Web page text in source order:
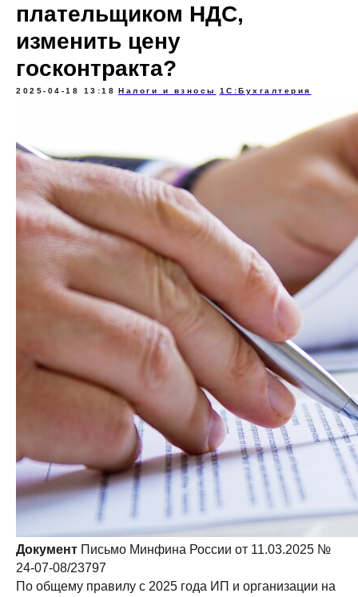
плательщиком НДС,
изменить цену
госконтракта?
2025-04-18 13:18 Налоги и взносы 1С:Бухгалтерия
Документ Письмо Минфина России от 11.03.2025 №
24-07-08/23797
По общему правилу с 2025 года ИП и организации на